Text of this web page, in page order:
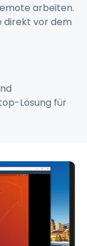
arbeiten.
direkt vor dem
Lösung für